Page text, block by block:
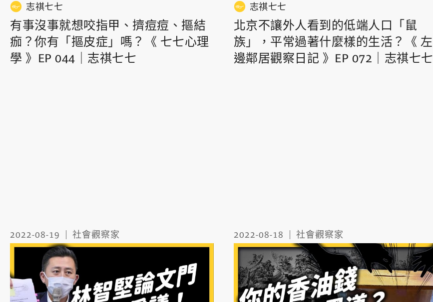
志祺七七
有事沒事就想咬指甲、擠痘痘、摳結
痂？你有「摳皮症」嗎？《 七七心理
學 》EP 044｜志祺七七
志祺七七
北京不讓外人看到的低端人口「鼠
族」，平常過著什麼樣的生活？《 左
邊鄰居觀察日記 》EP 072｜志祺七七
2022-08-19 社會觀察家 2022-08-18 社會觀察家